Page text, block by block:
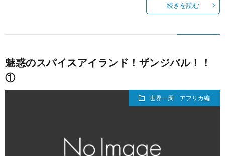
続きを読む
魅惑のスパイスアイランド！ザンジバル！！
①
世界一周 アフリカ編